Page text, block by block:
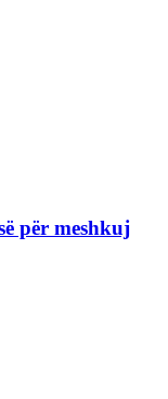
për meshkuj